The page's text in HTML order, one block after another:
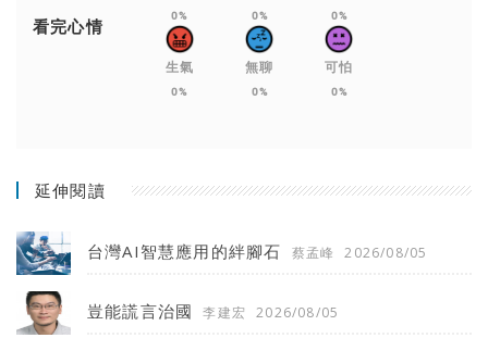
看完心情 0% 0% 0%
生氣
0%
無聊
0%
可怕
0%
延伸閱讀
台灣AI智慧應用的絆腳石 蔡孟峰 2026/08/05
豈能謊言治國 李建宏 2026/08/05